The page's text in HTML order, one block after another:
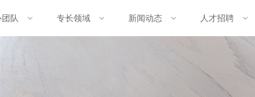
队 专长领域 新闻动态 人才招聘